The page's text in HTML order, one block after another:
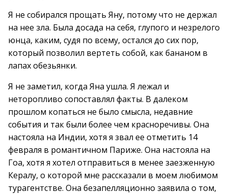
Я не собирался прощать Яну, потому что не держал
на нее зла. Была досада на себя, глупого и незрелого
юнца, каким, судя по всему, остался до сих пор,
который позволил вертеть собой, как бананом в
лапах обезьянки.
Я не заметил, когда Яна ушла. Я лежал и
неторопливо сопоставлял факты. В далеком
прошлом копаться не было смысла, недавние
события и так были более чем красноречивы. Она
настояла на Индии, хотя я звал ее отметить 14
февраля в романтичном Париже. Она настояла на
Гоа, хотя я хотел отправиться в менее заезженную
Кералу, о которой мне рассказали в моем любимом
турагентстве. Она безапелляционно заявила о том,